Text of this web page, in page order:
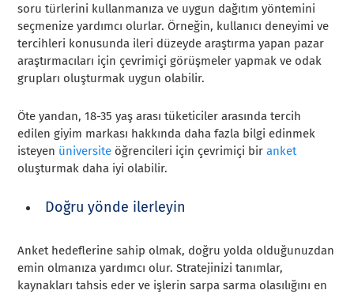
soru türlerini kullanmanıza ve uygun dağıtım yöntemini
seçmenize yardımcı olurlar. Örneğin, kullanıcı deneyimi ve
tercihleri konusunda ileri düzeyde araştırma yapan pazar
araştırmacıları için çevrimiçi görüşmeler yapmak ve odak
grupları oluşturmak uygun olabilir.
Öte yandan, 18-35 yaş arası tüketiciler arasında tercih
edilen giyim markası hakkında daha fazla bilgi edinmek
isteyen üniversite öğrencileri için çevrimiçi biranket
oluşturmak daha iyi olabilir.
Doğru yönde ilerleyin
Anket hedeflerine sahip olmak, doğru yolda olduğunuzdan
emin olmanıza yardımcı olur. Stratejinizi tanımlar,
kaynakları tahsis eder ve işlerin sarpa sarma olasılığını en